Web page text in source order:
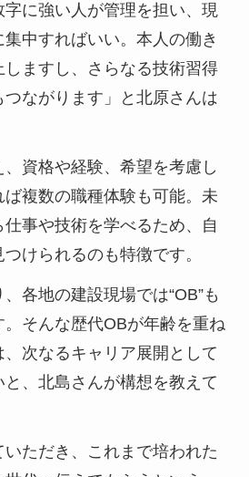
字に強い人が管理を担い、現
中すればいい。本人の働き
ますし、さらなる技術習得
ながります」と北原さんは
資格や経験、希望を考慮し
複数の職種体験も可能。未
事や技術を学べるため、自
けられるのも特徴です。
各地の建設現場では“OB”も
そんな歴代OBが年齢を重ね
次なるキャリア展開として
と、北島さんが構想を教えて
いただき、これまで培われた